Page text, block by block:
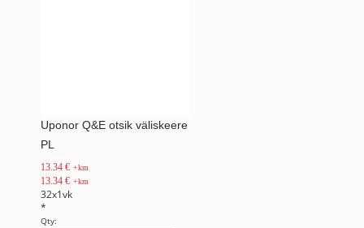
Uponor Q&E otsik väliskeere
PL
13.34€ +km
13.34€ +km
32x1vk
*
Qty: